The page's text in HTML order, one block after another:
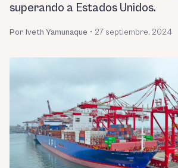
superando a Estados Unidos.
Por Iveth Yamunaque • 27 septiembre, 2024